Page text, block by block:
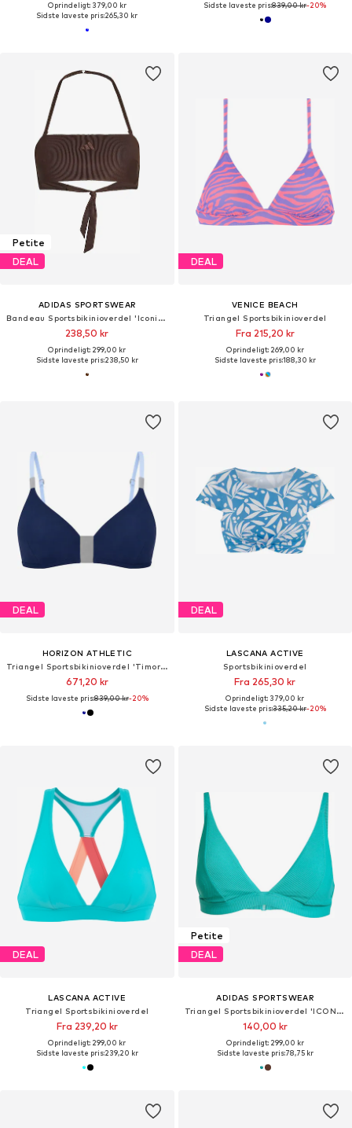
Oprindeligt: 379,00 kr
Sidste laveste pris:265,30 kr
Sidste laveste pris:839,00 kr-20%
Petite
DEAL
ADIDAS SPORTSWEAR
Bandeau Sportsbikinioverdel 'Iconisea'
238,50 kr
Oprindeligt: 299,00 kr
Sidste laveste pris:238,50 kr
DEAL
VENICE BEACH
Triangel Sportsbikinioverdel
Fra 215,20 kr
Oprindeligt: 269,00 kr
Sidste laveste pris:188,30 kr
DEAL
HORIZON ATHLETIC
Triangel Sportsbikinioverdel 'Timor Bikini Top Luna'
671,20 kr
Sidste laveste pris:839,00 kr-20%
DEAL
LASCANA ACTIVE
Sportsbikinioverdel
Fra 265,30 kr
Oprindeligt: 379,00 kr
Sidste laveste pris:335,20 kr-20%
DEAL
LASCANA ACTIVE
Triangel Sportsbikinioverdel
Fra 239,20 kr
Oprindeligt: 299,00 kr
Sidste laveste pris:239,20 kr
Petite
DEAL
ADIDAS SPORTSWEAR
Triangel Sportsbikinioverdel 'ICONISEA'
140,00 kr
Oprindeligt: 299,00 kr
Sidste laveste pris:78,75 kr